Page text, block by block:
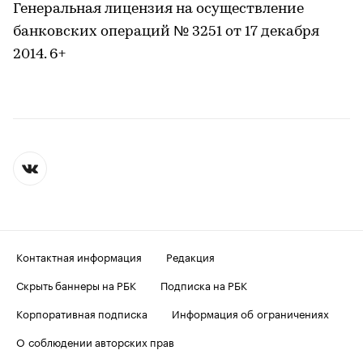
Генеральная лицензия на осуществление
банковских операций № 3251 от 17 декабря
2014. 6+
Контактная информация
Редакция
Скрыть баннеры на РБК
Подписка на РБК
Корпоративная подписка
Информация об ограничениях
О соблюдении авторских прав